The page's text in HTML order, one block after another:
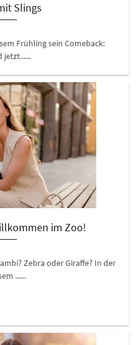
Slings
Frühling sein Comeback:
jetzt......
im Zoo!
Zebra oder Giraffe? In der
......